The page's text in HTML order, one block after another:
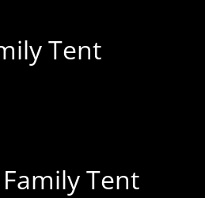
Tent
Tent